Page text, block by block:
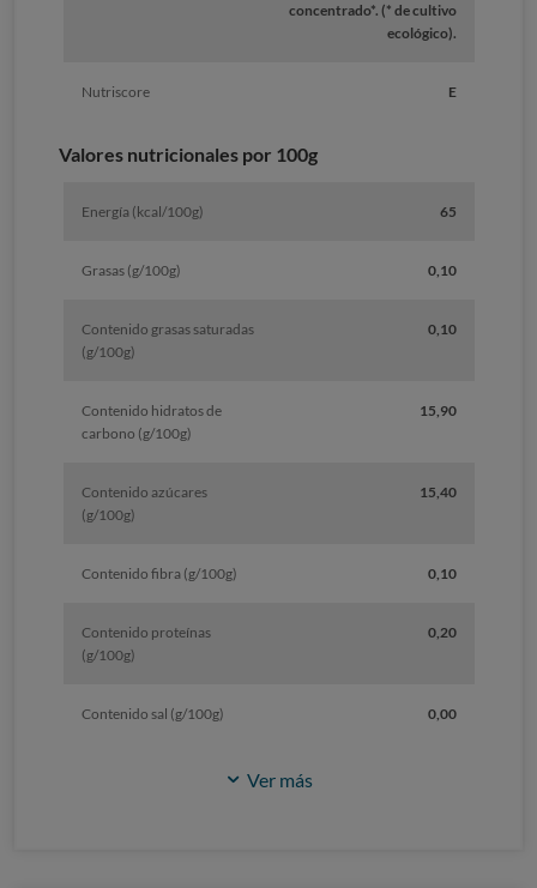
concentrado*. (* de cultivo
ecológico).
Nutriscore E
Valores nutricionales por 100g
Energía (kcal/100g) 65
Grasas (g/100g) 0,10
Contenido grasas saturadas
(g/100g)
0,10
Contenido hidratos de
carbono (g/100g)
15,90
Contenido azúcares
(g/100g)
15,40
Contenido fibra (g/100g) 0,10
Contenido proteínas
(g/100g)
0,20
Contenido sal (g/100g) 0,00
Ver más